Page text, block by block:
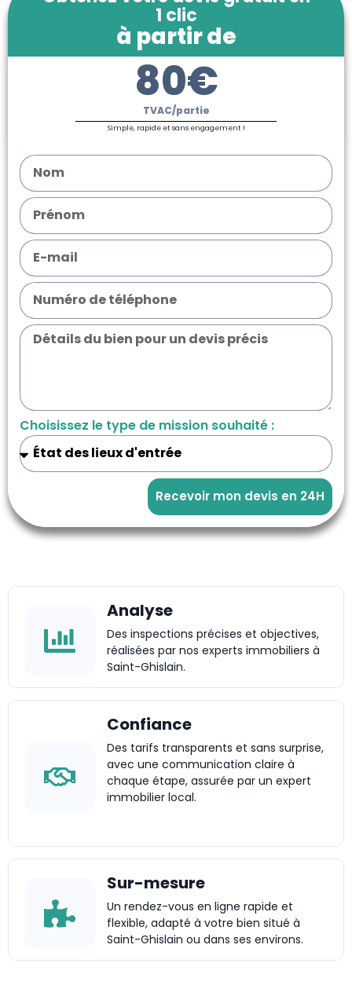
1 clic
à partir de
80€
TVAC/partie
Simple, rapide et sans engagement !
Choisissez le type de mission souhaité :
Recevoir mon devis en 24H
Analyse
Des inspections précises et objectives,
réalisées par nos experts immobiliers à
Saint-Ghislain.
Confiance
Des tarifs transparents et sans surprise,
avec une communication claire à
chaque étape, assurée par un expert
immobilier local.
Sur-mesure
Un rendez-vous en ligne rapide et
flexible, adapté à votre bien situé à
Saint-Ghislain ou dans ses environs.